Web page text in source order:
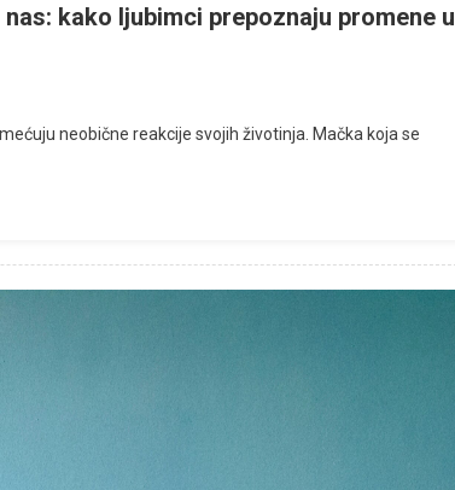
kako ljubimci prepoznaju promene u
neobične reakcije svojih životinja. Mačka koja se